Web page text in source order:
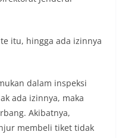
itu, hingga ada izinnya
dalam inspeksi
ada izinnya, maka
Akibatnya,
membeli tiket tidak